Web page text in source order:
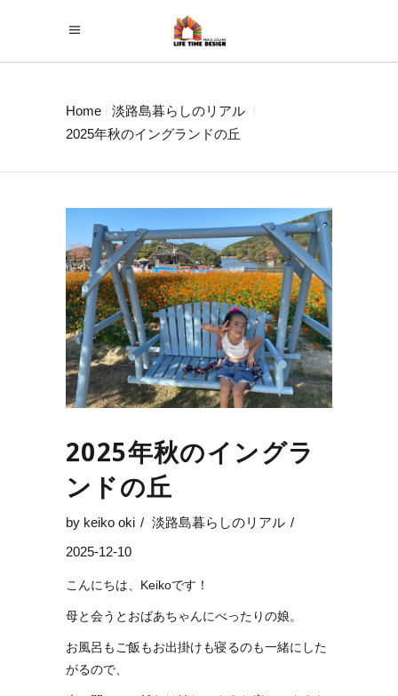
Home
淡路島暮らしのリアル
2025年秋のイングランドの丘
2025年秋のイングラ
ンドの丘
by keiko oki
淡路島暮らしのリアル
2025-12-10
こんにちは、Keikoです！
母と会うとおばあちゃんにべったりの娘。
お風呂もご飯もお出掛けも寝るのも一緒にした
がるので、